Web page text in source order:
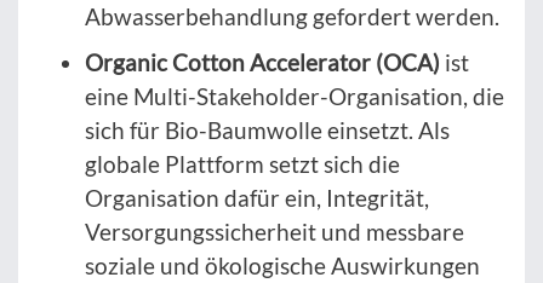
Abwasserbehandlung gefordert werden.
Organic Cotton Accelerator (OCA) ist
eine Multi-Stakeholder-Organisation, die
sich für Bio-Baumwolle einsetzt. Als
globale Plattform setzt sich die
Organisation dafür ein, Integrität,
Versorgungssicherheit und messbare
soziale und ökologische Auswirkungen